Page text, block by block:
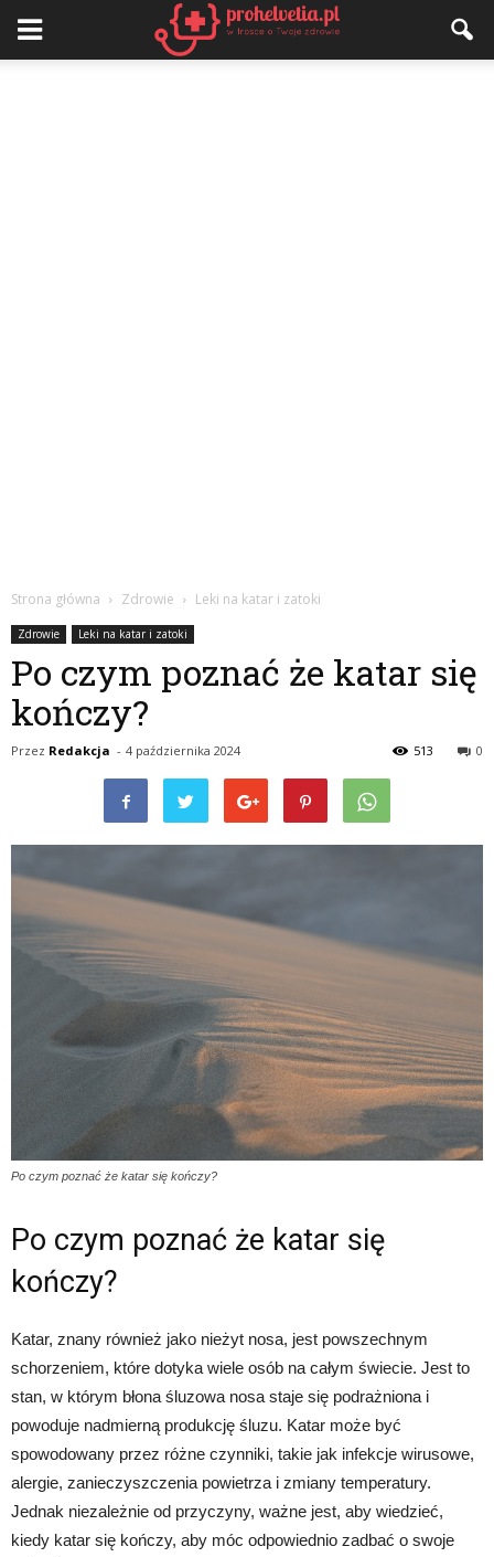
Strona główna Zdrowie Leki na katar i zatoki
Zdrowie Leki na katar i zatoki
Po czym poznać że katar się
kończy?
Przez Redakcja - 4 października 2024 0
513
Po czym poznać że katar się kończy?
Po czym poznać że katar się
kończy?
Katar, znany również jako nieżyt nosa, jest powszechnym
schorzeniem, które dotyka wiele osób na całym świecie. Jest to
stan, w którym błona śluzowa nosa staje się podrażniona i
powoduje nadmierną produkcję śluzu. Katar może być
spowodowany przez różne czynniki, takie jak infekcje wirusowe,
alergie, zanieczyszczenia powietrza i zmiany temperatury.
Jednak niezależnie od przyczyny, ważne jest, aby wiedzieć,
kiedy katar się kończy, aby móc odpowiednio zadbać o swoje